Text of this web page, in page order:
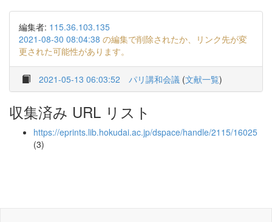
編集者: 115.36.103.135
2021-08-30 08:04:38 の編集で削除されたか、リンク先が変
更された可能性があります。
2021-05-13 06:03:52 パリ講和会議 (文献一覧)
収集済み URL リスト
https://eprints.lib.hokudai.ac.jp/dspace/handle/2115/16025
(3)